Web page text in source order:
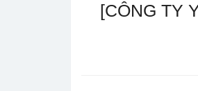
[CÔNG TY